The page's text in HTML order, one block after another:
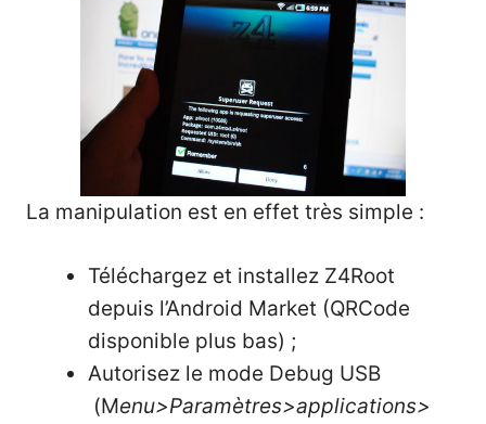
La manipulation est en effet très simple :
Téléchargez et installez Z4Root
depuis l’Android Market (QRCode
disponible plus bas) ;
Autorisez le mode Debug USB
(Menu>Paramètres>applications>